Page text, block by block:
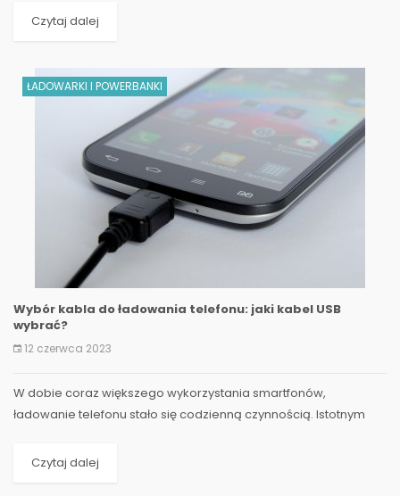
Czytaj dalej
ŁADOWARKI I POWERBANKI
Wybór kabla do ładowania telefonu: jaki kabel USB
wybrać?
12 czerwca 2023
W dobie coraz większego wykorzystania smartfonów,
ładowanie telefonu stało się codzienną czynnością. Istotnym
Czytaj dalej